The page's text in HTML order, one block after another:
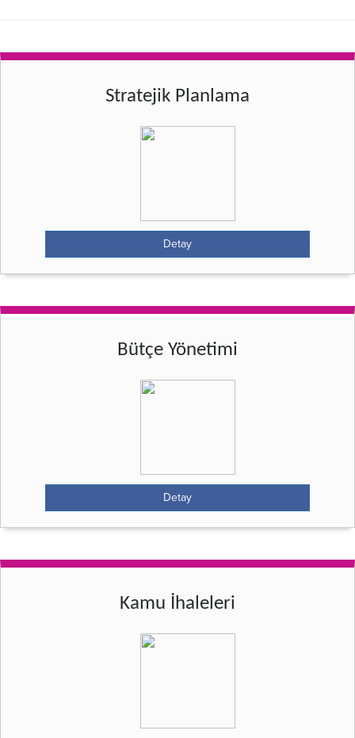
Stratejik Planlama
Detay
Bütçe Yönetimi
Detay
Kamu İhaleleri